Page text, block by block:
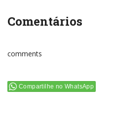
Comentários
comments
Compartilhe no WhatsApp